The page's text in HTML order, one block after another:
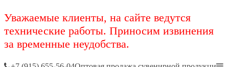
Уважаемые клиенты, на сайте ведутся
технические работы. Приносим извинения
за временные неудобства.